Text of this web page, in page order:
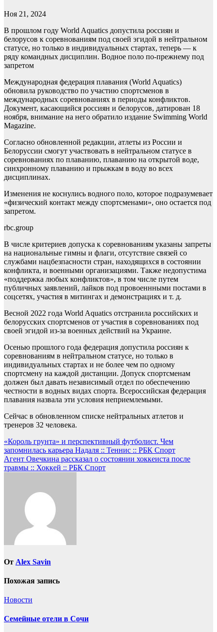
Ноя 21, 2024
В прошлом году World Aquatics допустила россиян и
белорусов к соревнованиям под своей эгидой в нейтральном
статусе, но только в индивидуальных стартах, теперь — к
ряду командных дисциплин. Водное поло по-прежнему под
запретом
Международная федерация плавания (World Aquatics)
обновила руководство по участию спортсменов в
международных соревнованиях в периоды конфликтов.
Документ, касающийся россиян и белорусов, датирован 18
ноября, внимание на него обратило издание Swimming World
Magazine.
Согласно обновленной редакции, атлеты из России и
Белоруссии смогут участвовать в нейтральном статусе в
соревнованиях по плаванию, плаванию на открытой воде,
синхронному плаванию и прыжкам в воду во всех
дисциплинах.
Изменения не коснулись водного поло, которое подразумевает
«физический контакт между спортсменами», оно остается под
запретом.
rbc.group
В числе критериев допуска к соревнованиям указаны запреты
на национальные гимны и флаги, отсутствие связей со
службами нацбезпасности стран, находящихся в состоянии
конфликта, и военными организациями. Также недопустима
«поддержка любых конфликтов», в том числе путем
публичных заявлений, лайков под провоеннными постами в
соцсетях, участия в митингах и демонстрациях и т. д.
Весной 2022 года World Aquatics отстранила российских и
белорусских спортсменов от участия в соревнованиях под
своей эгидой из-за военных действий на Украине.
Осенью прошлого года федерация допустила россиян к
соревнованиям в нейтральном статусе, но только в
индивидуальных стартах и не более чем по одному
спортсмену на каждой дистанции. Допуск спортсменам
должен был давать независимый отдел по обеспечению
честности в водных видах спорта. Всероссийская федерация
плавания назвала эти условия неприемлемыми.
Сейчас в обновленном списке нейтральных атлетов и
тренеров 32 человека.
Навигация
по
записям
«Король грунта» и перспективный футболист. Чем
запомнилась карьера Надаля :: Теннис :: РБК Спорт
Агент Овечкина рассказал о состоянии хоккеиста после
травмы :: Хоккей :: РБК Спорт
От Alex Savin
Похожая запись
Новости
Семейные отели в Сочи